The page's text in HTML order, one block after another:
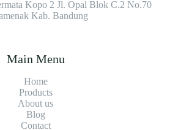
Kopo 2 Jl. Opal Blok C.2 No.70
Kab. Bandung
Main Menu
Home
Products
About us
Blog
Contact